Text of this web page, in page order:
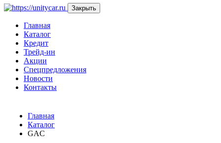
Закрыть
Главная
Каталог
Кредит
Трейд-ин
Акции
Спецпредложения
Новости
Контакты
Главная
Каталог
GAC